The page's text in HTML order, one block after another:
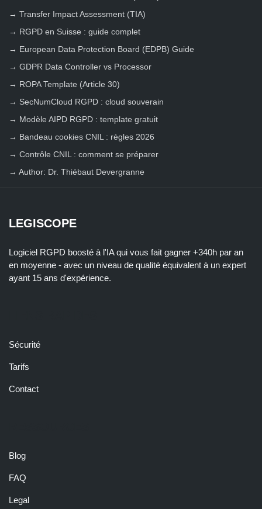
→ Transfer Impact Assessment (TIA)
→ RGPD en Suisse : guide complet
→ European Data Protection Board (EDPB) Guide
→ GDPR Data Controller vs Processor
→ ROPA Template (Article 30)
→ SecNumCloud RGPD : cloud souverain
→ Modèle AIPD RGPD : template gratuit
→ Bandeau cookies CNIL : règles 2026
→ Contrôle CNIL : comment se préparer
→ Author: Dr. Thiébaut Devergranne
LEGISCOPE
Logiciel RGPD boosté à l'IA qui vous fait gagner +340h par an
en moyenne - avec un niveau de qualité équivalent à un expert
ayant 15 ans d'expérience.
Sécurité
Tarifs
Contact
Blog
FAQ
Legal